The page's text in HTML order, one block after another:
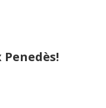
Penedès!